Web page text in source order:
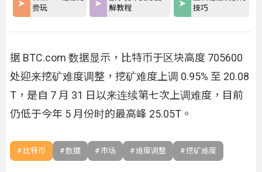
费玩
解教程
技巧
据 BTC.com 数据显示，比特币于区块高度 705600
处迎来挖矿难度调整，挖矿难度上调 0.95% 至 20.08
T，是自 7 月 31 日以来连续第七次上调难度，目前
仍低于今年 5 月份时的最高峰 25.05T。
比特币 数据 市场 难度调整 挖矿难度